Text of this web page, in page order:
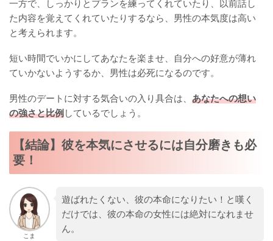
一方で、しっかりとプランを練ってくれていたり、以前話し
た内容を覚えてくれていたりするなら、男性の本気度は高い
と考えられます。
短い時間でいかにしてあなたを楽ませ、自分への好意が薄れ
ていかないようするか、男性は必死になるのです。
男性のデートに対する気合いの入り具合は、 あなたへの想い
の強さと比例しているでしょう。
【結論】彼を本気にさせるには自分磨きも必
要！
こま
遊ばれたくない、彼の本命になりたい！と嘆く
だけでは、彼の本命の女性には絶対になれませ
ん。